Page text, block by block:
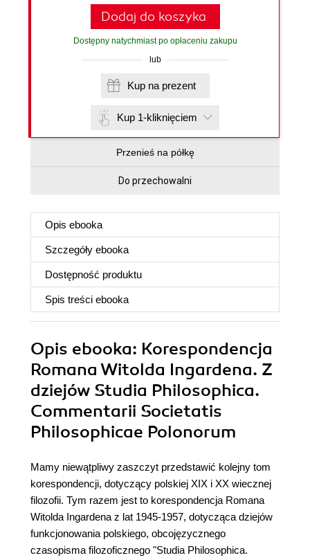
Dodaj do koszyka
Dostępny natychmiast po opłaceniu zakupu
lub
Kup na prezent
Kup 1-kliknięciem
Przenieś na półkę
Do przechowalni
Opis ebooka
Szczegóły ebooka
Dostępność produktu
Spis treści ebooka
Opis ebooka: Korespondencja
Romana Witolda Ingardena. Z
dziejów Studia Philosophica.
Commentarii Societatis
Philosophicae Polonorum
Mamy niewątpliwy zaszczyt przedstawić kolejny tom
korespondencji, dotyczący polskiej XIX i XX wiecznej
filozofii. Tym razem jest to korespondencja Romana
Witolda Ingardena z lat 1945-1957, dotycząca dziejów
funkcjonowania polskiego, obcojęzycznego
czasopisma filozoficznego "Studia Philosophica.